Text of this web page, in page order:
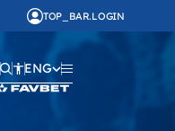
TOP_BAR.LOGIN
ENG